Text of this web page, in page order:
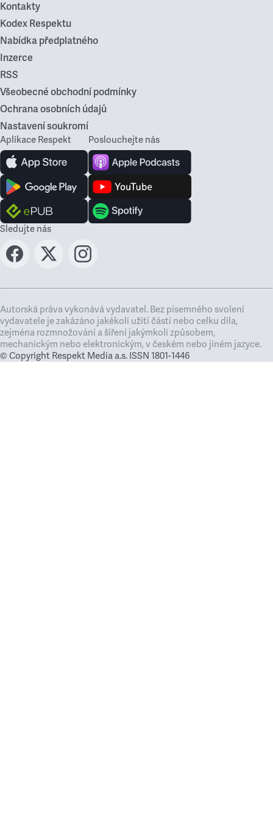
Kontakty
Kodex Respektu
Nabídka předplatného
Inzerce
RSS
Všeobecné obchodní podmínky
Ochrana osobních údajů
Nastavení soukromí
Aplikace Respekt Poslouchejte nás
Sledujte nás
Autorská práva vykonává vydavatel. Bez písemného svolení
vydavatele je zakázáno jakékoli užití částí nebo celku díla,
zejména rozmnožování a šíření jakýmkoli způsobem,
mechanickým nebo elektronickým, v českém nebo jiném jazyce.
© Copyright Respekt Media a.s. ISSN 1801-1446